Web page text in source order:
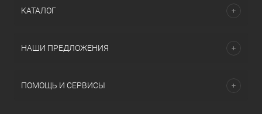
КАТАЛОГ
НАШИ ПРЕДЛОЖЕНИЯ
ПОМОЩЬ И СЕРВИСЫ